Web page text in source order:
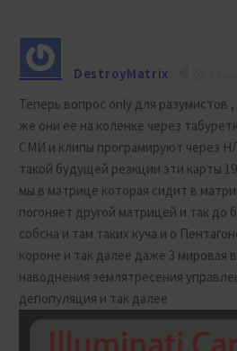
DestroyMatrix
Теперь вопрос only для разумистов
же они ее на коленке через
СМИ и клипы програмируют через
такой будущей реакции эти карты
мы в матрице которая сидит в
погоняет другой матрицей и так до
собсна и там таких куча и о
короне и так далее даже 3 мировая
наводнения землятресения
депопуляция и так далее